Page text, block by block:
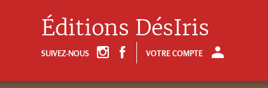
Éditions DésIris
SUIVEZ-NOUS VOTRE COMPTE